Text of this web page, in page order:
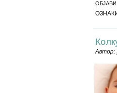
ОБЈАВИ
Автор: